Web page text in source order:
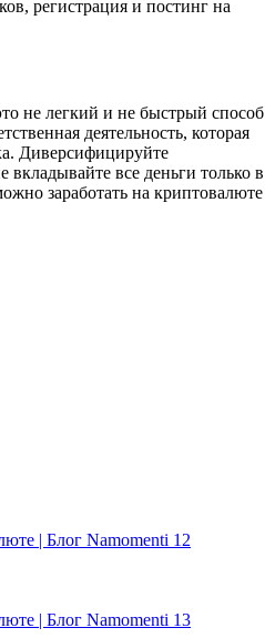
регистрация и постинг на
не легкий и не быстрый способ
деятельность, которая
Диверсифицируйте
все деньги только в
заработать на криптовалюте